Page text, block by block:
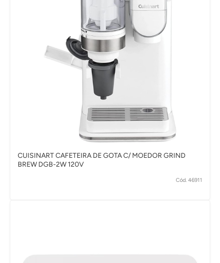
CUISINART CAFETEIRA DE GOTA C/ MOEDOR GRIND
BREW DGB-2W 120V
Cód. 46911